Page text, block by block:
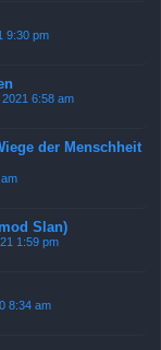
9:30 pm
2021 6:58 am
der Menschheit
Slan)
1:59 pm
8:34 am